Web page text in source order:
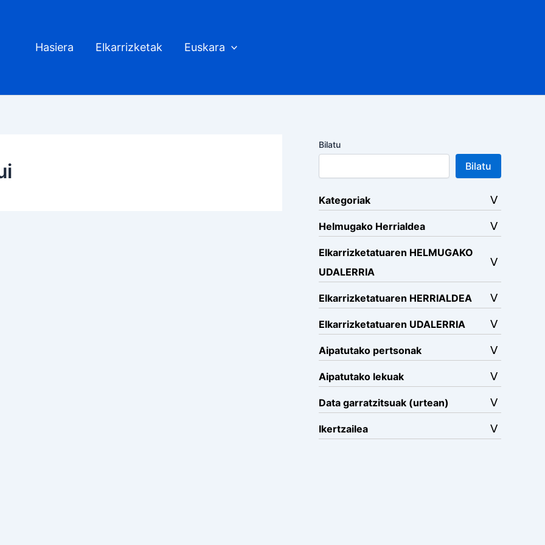
Hasiera Elkarrizketak Euskara
Bilatu
Bilatu
Kategoriak
Helmugako Herrialdea
Elkarrizketatuaren HELMUGAKO
UDALERRIA
Elkarrizketatuaren HERRIALDEA
Elkarrizketatuaren UDALERRIA
Aipatutako pertsonak
Aipatutako lekuak
Data garratzitsuak (urtean)
Ikertzailea